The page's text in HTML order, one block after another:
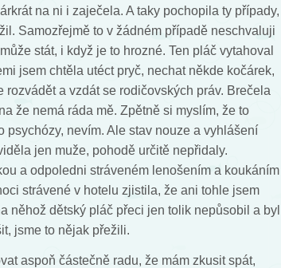
na ni i zaječela. A taky pochopila ty případy,
Samozřejmě to v žádném případě neschvaluji
stát, i když je to hrozné. Ten pláč vytahoval
jsem chtěla utéct pryč, nechat někde kočárek,
rozvádět a vzdát se rodičovských práv. Brečela
že nemá ráda mě. Zpětně si myslím, že to
nevím. Ale stav nouze a vyhlášení
jen muže, pohodě určitě nepřidaly.
a odpoledni stráveném lenošením a koukáním
strávené v hotelu zjistila, že ani tohle jsem
něhož dětský pláč přeci jen tolik nepůsobil a byl
jsme to nějak přežili.
aspoň částečně radu, že mám zkusit spát,